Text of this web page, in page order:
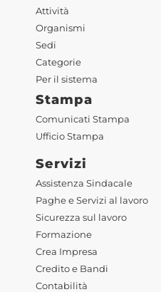
Attività
Organismi
Sedi
Categorie
Per il sistema
Stampa
Comunicati Stampa
Ufficio Stampa
Servizi
Assistenza Sindacale
Paghe e Servizi al lavoro
Sicurezza sul lavoro
Formazione
Crea Impresa
Credito e Bandi
Contabilità